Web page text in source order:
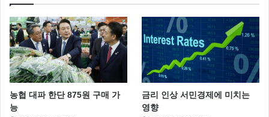
농협 대파 한단 875원 구매 가
능
금리 인상 서민경제에 미치는
영향